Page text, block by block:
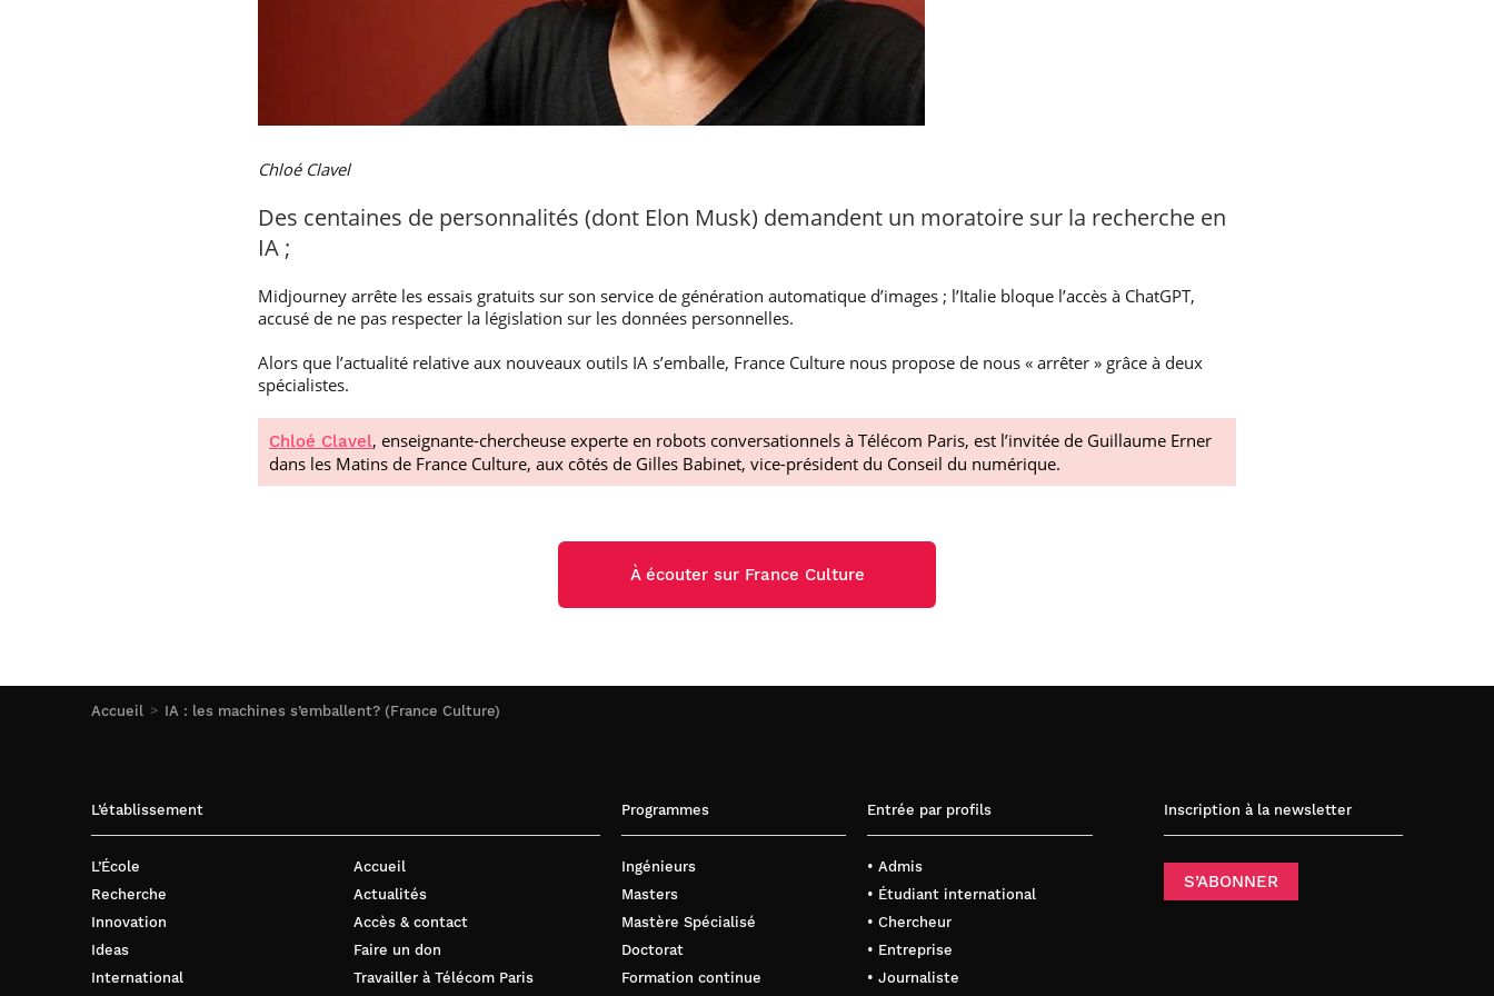
Accueil IA : les machines s’emballent? (France Culture)
Chloé Clavel
Des centaines de personnalités (dont Elon Musk) demandent un moratoire sur la recherche en
IA ;
Midjourney arrête les essais gratuits sur son service de génération automatique d’images ; l’Italie bloque l’accès à ChatGPT,
accusé de ne pas respecter la législation sur les données personnelles.
Alors que l’actualité relative aux nouveaux outils IA s’emballe, France Culture nous propose de nous « arrêter » grâce à deux
spécialistes.
Chloé Clavel, enseignante-chercheuse experte en robots conversationnels à Télécom Paris, est l’invitée de Guillaume Erner
dans les Matins de France Culture, aux côtés de Gilles Babinet, vice-président du Conseil du numérique.
À écouter sur France Culture
L’établissement
L’École
Recherche
Innovation
Ideas
International
Accueil
Actualités
Accès & contact
Faire un don
Travailler à Télécom Paris
Programmes
Ingénieurs
Masters
Mastère Spécialisé
Doctorat
Formation continue
Entrée par profils
• Admis
• Étudiant international
• Chercheur
• Entreprise
• Journaliste
Inscription à la newsletter
S’ABONNER